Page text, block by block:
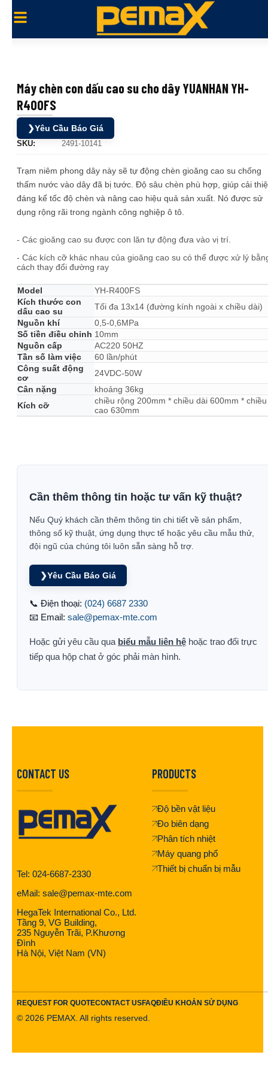
Máy chèn con dấu cao su cho dây YUANHAN YH-
R400FS
❯Yêu Cầu Báo Giá
SKU: 2491-10141
Trạm niêm phong dây này sẽ tự động chèn gioăng cao su chống
thấm nước vào dây đã bị tước. Độ sâu chèn phù hợp, giúp cải
đáng kể tốc độ chèn và nâng cao hiệu quả sản xuất. Nó được sử
dụng rộng rãi trong ngành công nghiệp ô tô.
- Các gioăng cao su được con lăn tự động đưa vào vị trí.
- Các kích cỡ khác nhau của gioăng cao su có thể được xử lý
cách thay đổi đường ray
Model
YH-R400FS
Kích thước con
dấu cao su
Tối đa 13x14 (đường kính ngoài x chiều dài)
Nguồn khí
0,5-0,6MPa
Số tiền điều chỉnh 10mm
Nguồn cấp
AC220 50HZ
Tần số làm việc
60 lần/phút
Công suất động
cơ
24VDC-50W
Cân nặng
khoảng 36kg
Kích cỡ
chiều rộng 200mm * chiều dài 600mm * chiều
cao 630mm
Cần thêm thông tin hoặc tư vấn kỹ thuật?
Nếu Quý khách cần thêm thông tin chi tiết về sản phẩm,
thông số kỹ thuật, ứng dụng thực tế hoặc yêu cầu mẫu thử,
đội ngũ của chúng tôi luôn sẵn sàng hỗ trợ.
❯Yêu Cầu Báo Giá
📞 Điện thoại: (024) 6687 2330
📧 Email: sale@pemax-mte.com
Hoặc gửi yêu cầu qua biểu mẫu liên hệ hoặc trao đổi trực
tiếp qua hộp chat ở góc phải màn hình.
CONTACT US
Tel: 024-6687-2330
eMail: sale@pemax-mte.com
HegaTek International Co., Ltd.
Tầng 9, VG Building,
235 Nguyễn Trãi, P.Khương
Đình
Hà Nội, Việt Nam (VN)
PRODUCTS
Độ bền vật liệu
Đo biên dạng
Phân tích nhiệt
Máy quang phổ
Thiết bị chuẩn bị mẫu
REQUEST FOR QUOTECONTACT USFAQĐIỀU KHOẢN SỬ DỤNG
© 2026 PEMAX. All rights reserved.